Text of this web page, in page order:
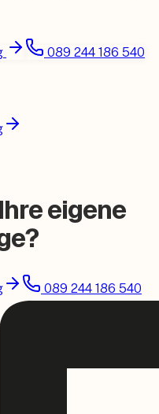
089 244 186 540
eigene
089 244 186 540